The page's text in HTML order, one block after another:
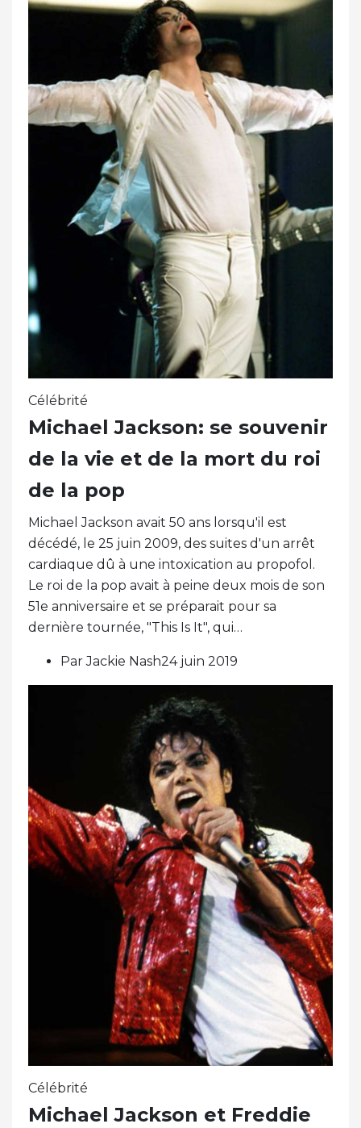
Célébrité
Michael Jackson: se souvenir
de la vie et de la mort du roi
de la pop
Michael Jackson avait 50 ans lorsqu'il est
décédé, le 25 juin 2009, des suites d'un arrêt
cardiaque dû à une intoxication au propofol.
Le roi de la pop avait à peine deux mois de son
51e anniversaire et se préparait pour sa
dernière tournée, "This Is It", qui…
Par Jackie Nash24 juin 2019
Célébrité
Michael Jackson et Freddie